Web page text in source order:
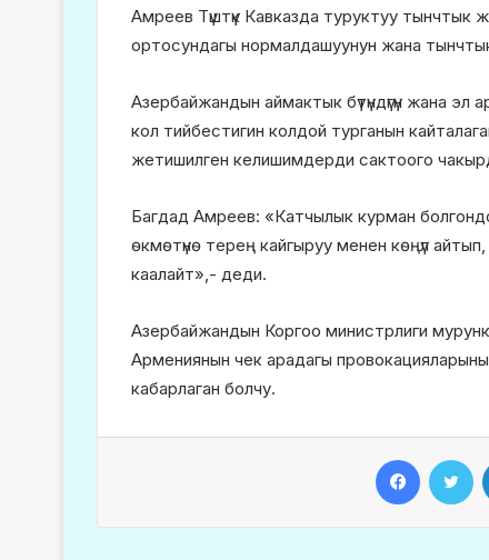
Амреев Түштүк Кавказда туруктуу тынчтык
ортосундагы нормалдашуунун жана
Азербайжандын аймактык бүтүндүгүн жана
кол тийбестигин колдой турганын
жетишилген келишимдерди сактоого
Багдад Амреев: «Катчылык курман
өкмөтүнө терең кайгыруу менен көңүл
каалайт»,- деди.
Азербайжандын Коргоо министрлиги
Армениянын чек арадагы
кабарлаган болчу.